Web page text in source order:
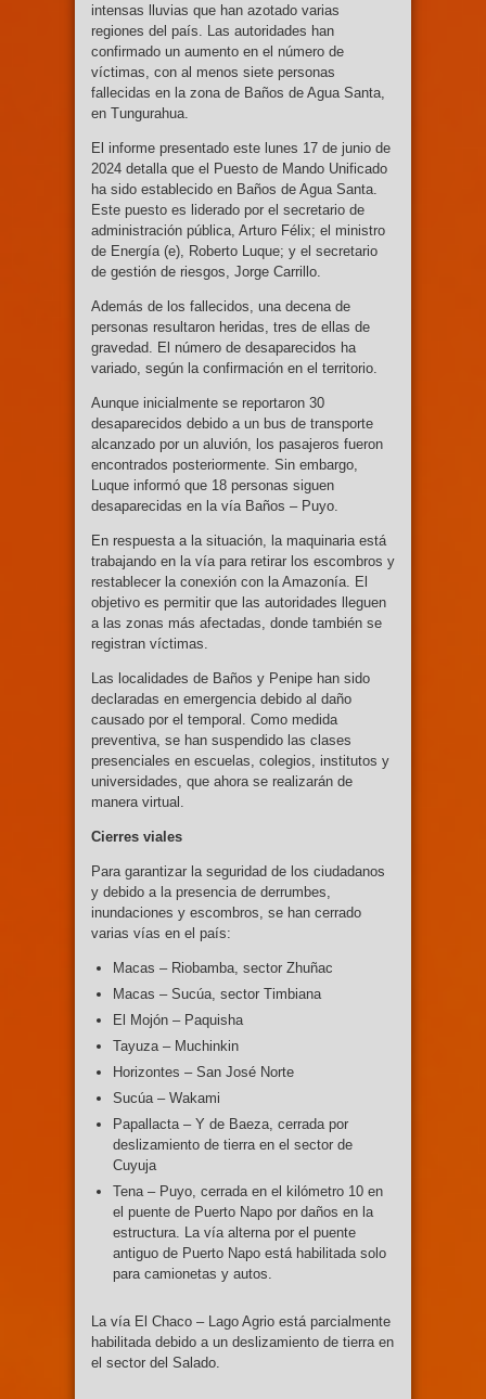
intensas lluvias que han azotado varias
regiones del país. Las autoridades han
confirmado un aumento en el número de
víctimas, con al menos siete personas
fallecidas en la zona de Baños de Agua Santa,
en Tungurahua.
El informe presentado este lunes 17 de junio de
2024 detalla que el Puesto de Mando Unificado
ha sido establecido en Baños de Agua Santa.
Este puesto es liderado por el secretario de
administración pública, Arturo Félix; el ministro
de Energía (e), Roberto Luque; y el secretario
de gestión de riesgos, Jorge Carrillo.
Además de los fallecidos, una decena de
personas resultaron heridas, tres de ellas de
gravedad. El número de desaparecidos ha
variado, según la confirmación en el territorio.
Aunque inicialmente se reportaron 30
desaparecidos debido a un bus de transporte
alcanzado por un aluvión, los pasajeros fueron
encontrados posteriormente. Sin embargo,
Luque informó que 18 personas siguen
desaparecidas en la vía Baños – Puyo.
En respuesta a la situación, la maquinaria está
trabajando en la vía para retirar los escombros y
restablecer la conexión con la Amazonía. El
objetivo es permitir que las autoridades lleguen
a las zonas más afectadas, donde también se
registran víctimas.
Las localidades de Baños y Penipe han sido
declaradas en emergencia debido al daño
causado por el temporal. Como medida
preventiva, se han suspendido las clases
presenciales en escuelas, colegios, institutos y
universidades, que ahora se realizarán de
manera virtual.
Cierres viales
Para garantizar la seguridad de los ciudadanos
y debido a la presencia de derrumbes,
inundaciones y escombros, se han cerrado
varias vías en el país:
Macas – Riobamba, sector Zhuñac
Macas – Sucúa, sector Timbiana
El Mojón – Paquisha
Tayuza – Muchinkin
Horizontes – San José Norte
Sucúa – Wakami
Papallacta – Y de Baeza, cerrada por
deslizamiento de tierra en el sector de
Cuyuja
Tena – Puyo, cerrada en el kilómetro 10 en
el puente de Puerto Napo por daños en la
estructura. La vía alterna por el puente
antiguo de Puerto Napo está habilitada solo
para camionetas y autos.
La vía El Chaco – Lago Agrio está parcialmente
habilitada debido a un deslizamiento de tierra en
el sector del Salado.